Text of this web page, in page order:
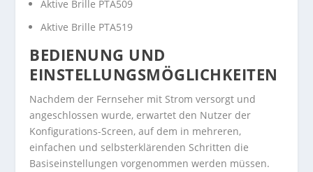
Aktive Brille PTA509
Aktive Brille PTA519
BEDIENUNG UND
EINSTELLUNGSMÖGLICHKEITEN
Nachdem der Fernseher mit Strom versorgt und
angeschlossen wurde, erwartet den Nutzer der
Konfigurations-Screen, auf dem in mehreren,
einfachen und selbsterklärenden Schritten die
Basiseinstellungen vorgenommen werden müssen.